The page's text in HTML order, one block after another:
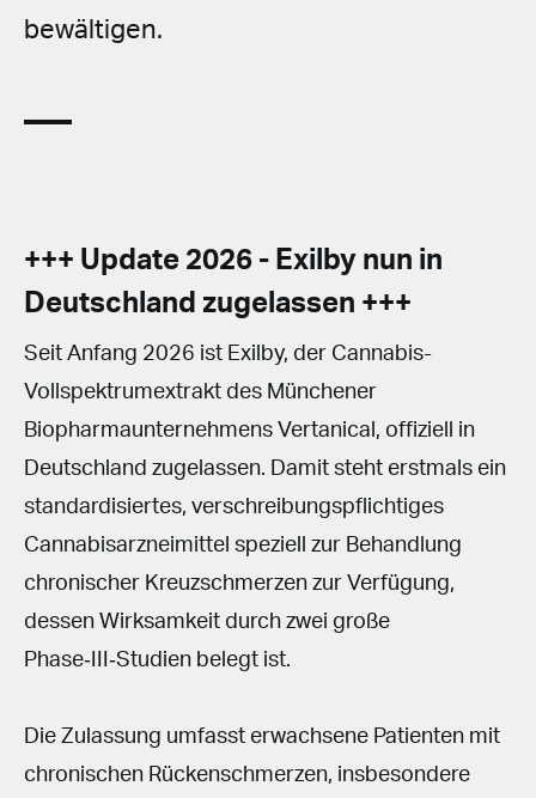
bewältigen.
+++ Update 2026 - Exilby nun in
Deutschland zugelassen +++
Seit Anfang 2026 ist Exilby, der Cannabis-
Vollspektrumextrakt des Münchener
Biopharmaunternehmens Vertanical, offiziell in
Deutschland zugelassen. Damit steht erstmals ein
standardisiertes, verschreibungspflichtiges
Cannabisarzneimittel speziell zur Behandlung
chronischer Kreuzschmerzen zur Verfügung,
dessen Wirksamkeit durch zwei große
Phase‑III‑Studien belegt ist.
Die Zulassung umfasst erwachsene Patienten mit
chronischen Rückenschmerzen, insbesondere